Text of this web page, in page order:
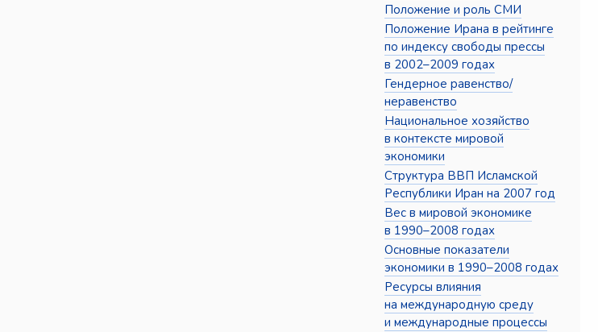
Положение и роль СМИ
Положение Ирана в рейтинге
по индексу свободы прессы
в 2002–2009 годах
Гендерное равенство/
неравенство
Национальное хозяйство
в контексте мировой
экономики
Структура ВВП Исламской
Республики Иран на 2007 год
Вес в мировой экономике
в 1990–2008 годах
Основные показатели
экономики в 1990–2008 годах
Ресурсы влияния
на международную среду
и международные процессы